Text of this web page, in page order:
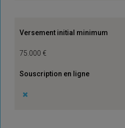
Versement initial minimum
75.000 €
Souscription en ligne